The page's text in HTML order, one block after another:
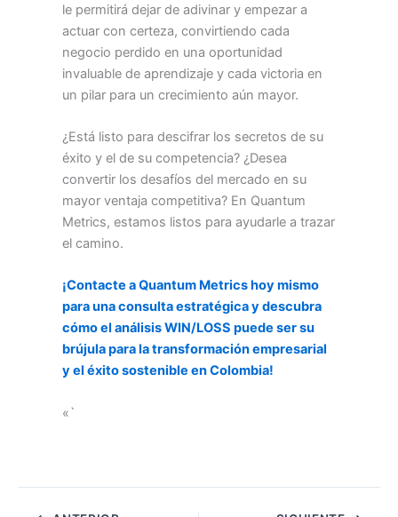
le permitirá dejar de adivinar y empezar a
actuar con certeza, convirtiendo cada
negocio perdido en una oportunidad
invaluable de aprendizaje y cada victoria en
un pilar para un crecimiento aún mayor.
¿Está listo para descifrar los secretos de su
éxito y el de su competencia? ¿Desea
convertir los desafíos del mercado en su
mayor ventaja competitiva? En Quantum
Metrics, estamos listos para ayudarle a trazar
el camino.
¡Contacte a Quantum Metrics hoy mismo
para una consulta estratégica y descubra
cómo el análisis WIN/LOSS puede ser su
brújula para la transformación empresarial
y el éxito sostenible en Colombia!
«`